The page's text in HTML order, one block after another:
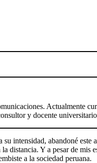
Actualmente
y docente
intensidad, abandoné
Y a pesar de
a la sociedad peruana.